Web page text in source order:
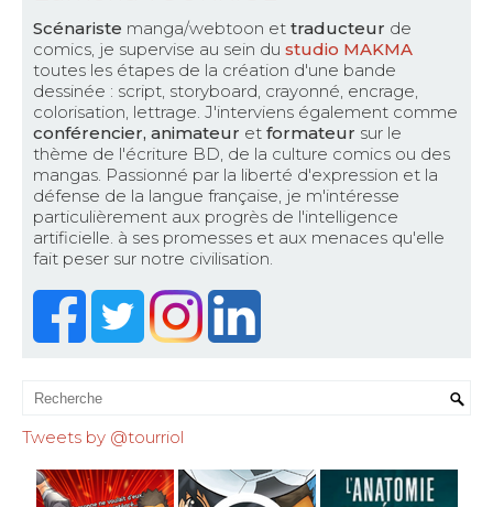
Scénariste manga/webtoon et traducteur de
comics, je supervise au sein du studio MAKMA
toutes les étapes de la création d'une bande
dessinée : script, storyboard, crayonné, encrage,
colorisation, lettrage. J'interviens également comme
conférencier, animateur et formateur sur le
thème de l'écriture BD, de la culture comics ou des
mangas. Passionné par la liberté d'expression et la
défense de la langue française, je m'intéresse
particulièrement aux progrès de l'intelligence
artificielle. à ses promesses et aux menaces qu'elle
fait peser sur notre civilisation.
Tweets by @tourriol